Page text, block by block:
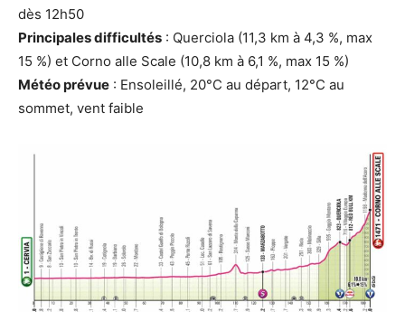
dès 12h50
Principales difficultés : Querciola (11,3 km à 4,3 %, max
15 %) et Corno alle Scale (10,8 km à 6,1 %, max 15 %)
Météo prévue : Ensoleillé, 20°C au départ, 12°C au
sommet, vent faible